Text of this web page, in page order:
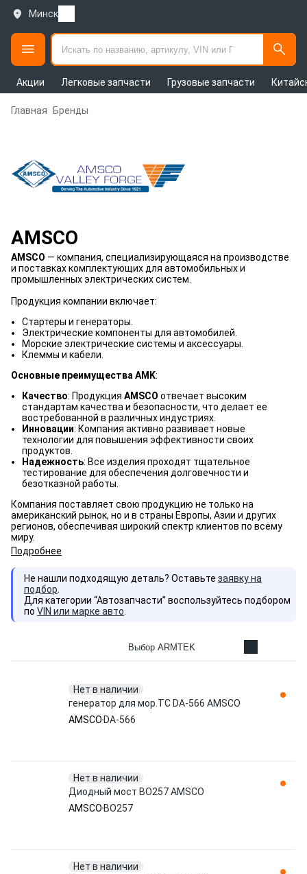
Минск
Акции Легковые запчасти Грузовые запчасти
Главная Бренды
AMSCO
AMSCO — компания, специализирующаяся на производстве
и поставках комплектующих для автомобильных и
промышленных электрических систем.
Продукция компании включает:
Стартеры и генераторы.
Электрические компоненты для автомобилей.
Морские электрические системы и аксессуары.
Клеммы и кабели.
Основные преимущества AMK:
Качество: Продукция AMSCO отвечает высоким
стандартам качества и безопасности, что делает ее
востребованной в различных индустриях.
Инновации: Компания активно развивает новые
технологии для повышения эффективности своих
продуктов.
Надежность: Все изделия проходят тщательное
тестирование для обеспечения долговечности и
безотказной работы.
Компания поставляет свою продукцию не только на
американский рынок, но и в страны Европы, Азии и других
регионов, обеспечивая широкий спектр клиентов по всему
миру.
Подробнее
Не нашли подходящую деталь? Оставьте заявку на
подбор
Для категории “Автозапчасти” воспользуйтесь подбором
по VIN или марке авто
Выбор ARMTEK
Нет в наличии
генератор для мор.ТС DA-566 AMSCO
AMSCO DA-566
Нет в наличии
Диодный мост BO257 AMSCO
AMSCO BO257
Нет в наличии